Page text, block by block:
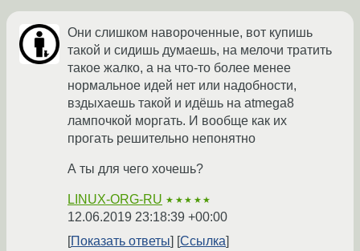
Они слишком навороченные, вот купишь
такой и сидишь думаешь, на мелочи тратить
такое жалко, а на что-то более менее
нормальное идей нет или надобности,
вздыхаешь такой и идёшь на atmega8
лампочкой моргать. И вообще как их
прогать решительно непонятно
А ты для чего хочешь?
LINUX-ORG-RU ★★★★★
12.06.2019 23:18:39 +00:00
Показать ответы
Ссылка